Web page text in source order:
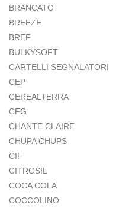
BRANCATO
BREEZE
BREF
BULKYSOFT
CARTELLI SEGNALATORI
CEP
CEREALTERRA
CFG
CHANTE CLAIRE
CHUPA CHUPS
CIF
CITROSIL
COCA COLA
COCCOLINO